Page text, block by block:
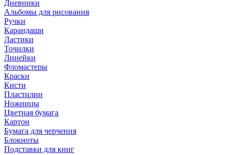
Дневники
Альбомы для рисования
Ручки
Карандаши
Ластики
Точилки
Линейки
Фломастеры
Краски
Кисти
Пластилин
Ножницы
Цветная бумага
Картон
Бумага для черчения
Блокноты
Подставки для книг